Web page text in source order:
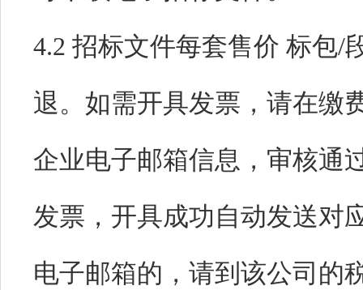
4.2 招标文件每套售价 标包/
退。如需开具发票，请在缴
企业电子邮箱信息，审核通
发票，开具成功自动发送对
电子邮箱的，请到该公司的